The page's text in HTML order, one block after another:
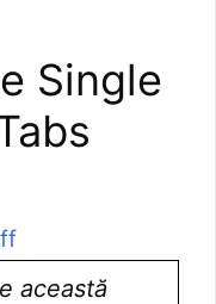
Single
această